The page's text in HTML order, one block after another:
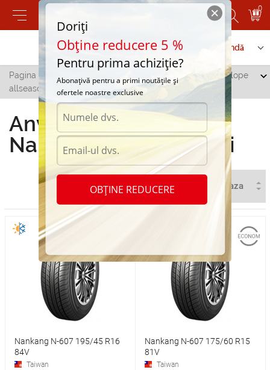
0
Contactați-ne Serviciu de comandă
Pagina principală Donduseni
Anvelope
allseasons Nankang in Donduseni
Anvelope allseasons
Nankang in Donduseni
Nankang N-607 195/45 R16
84V
Taiwan
Nankang N-607 175/60 R15
81V
Taiwan
Doriți
Obține reducere 5 %
Pentru prima achiziție?
Abonațivă pentru a primi noutățile și
ofertele noastre exclusive
OBȚINE REDUCERE